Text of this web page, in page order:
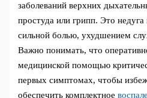
заболеваний верхних
простуда или грипп. Это
сильной болью, ухудшением
Важно понимать, что
медицинской помощью
первых симптомах, чтобы
обеспечить комплектное